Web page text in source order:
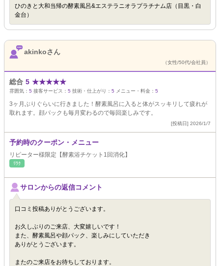
ひのきと大和当帰の酵素風呂&エステラニオラプラチナム店（目黒・白
金台）
akinkoさん
（女性/50代/会社員）
総合 5 ★★★★★
雰囲気： 5 接客サービス： 5 技術・仕上がり： 5 メニュー・料金： 5
3ヶ月ぶりぐらいに行きました！酵素風呂に入ると体がスッキリして疲れが
取れます。顔パックも毎月変わるので毎回楽しみです。
[投稿日] 2026/1/7
予約時のクーポン・メニュー
リピーター様限定【酵素浴チケット1回消化】
ﾘﾗｸ
サロンからの返信コメント
口コミ投稿ありがとうございます。
お久しぶりのご来店、大変嬉しいです！
また、酵素風呂や顔パック、楽しみにしていただき
ありがとうございます。
またのご来店をお待ちしております。